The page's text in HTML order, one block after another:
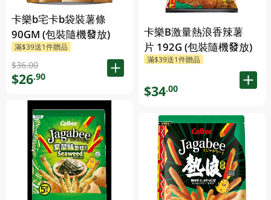
卡樂b宅卡b袋裝薯條
90GM (包裝隨機發放)
滿$39送1件贈品
$36.00
$26.90
卡樂B激量熱浪香辣薯
片 192G (包裝隨機發放)
滿$39送1件贈品
$34.00